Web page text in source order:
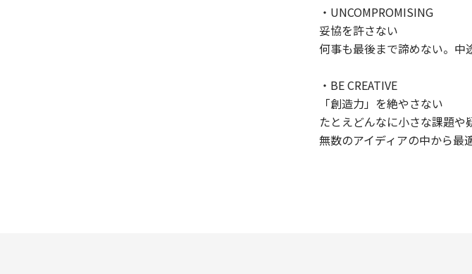
・UNCOMPROMISING
妥協を許さない
何事も最後まで諦めない。中
・BE CREATIVE
「創造力」を絶やさない
たとえどんなに小さな課題や
無数のアイディアの中から最